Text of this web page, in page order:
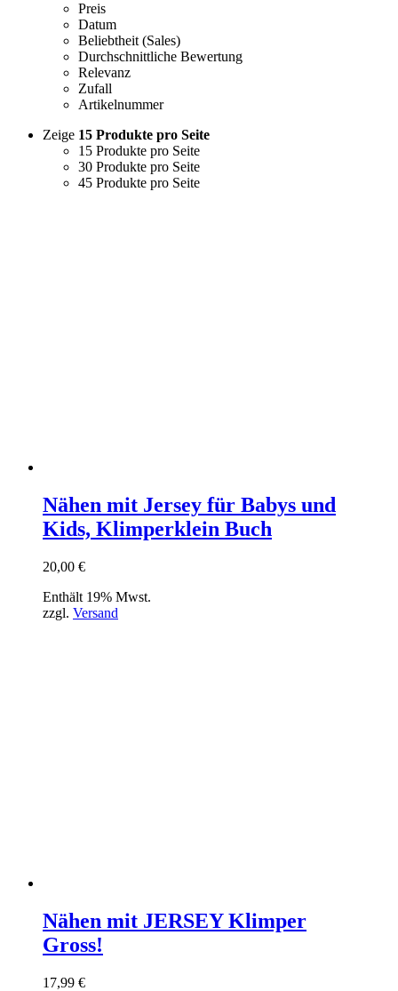
Preis
Datum
Beliebtheit (Sales)
Durchschnittliche Bewertung
Relevanz
Zufall
Artikelnummer
Zeige 15 Produkte pro Seite
15 Produkte pro Seite
30 Produkte pro Seite
45 Produkte pro Seite
Nähen mit Jersey für Babys und
Kids, Klimperklein Buch
20,00 €
Enthält 19% Mwst.
zzgl. Versand
Nähen mit JERSEY Klimper
Gross!
17,99 €